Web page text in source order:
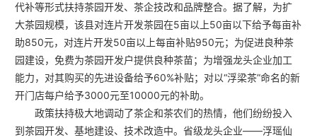
代补等形式扶持茶园开发、茶企技改和品牌整合。据了解，为扩
大茶园规模，该县对连片开发茶园在5亩以上50亩以下给予每亩补
助850元，对连片开发50亩以上每亩补贴950元；为促进良种茶
园建设，免费为茶园开发户提供良种茶苗；为增强龙头企业加工
能力，对其购买的先进设备给予60%补贴；对以“浮梁茶”命名的新
开门店每户给予3000元至10000元的补助。
政策扶持极大地调动了茶企和茶农们的热情，他们纷纷投入
到茶园开发、基地建设、技术改造中。省级龙头企业——浮瑶仙